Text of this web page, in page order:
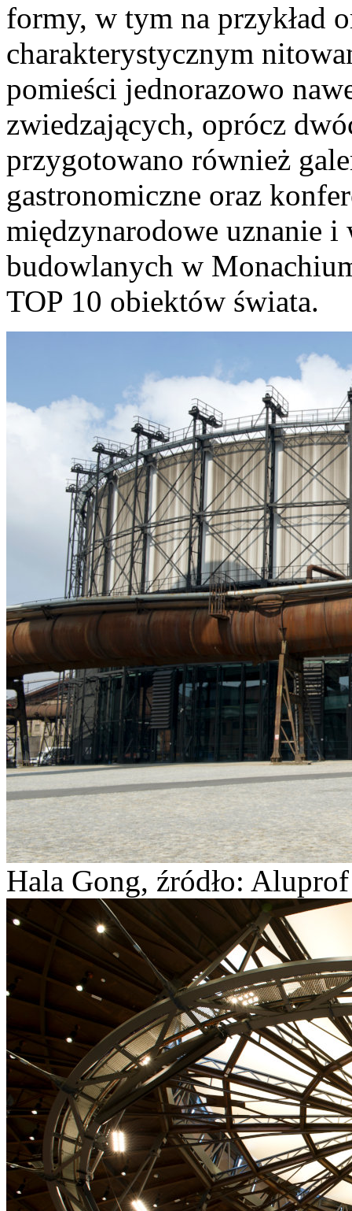
formy, w tym na przykład
charakterystycznym
pomieści jednorazowo
zwiedzających, oprócz
przygotowano również
gastronomiczne oraz
międzynarodowe uznanie i
budowlanych w
TOP 10 obiektów świata.
Hala Gong, źródło: Aluprof